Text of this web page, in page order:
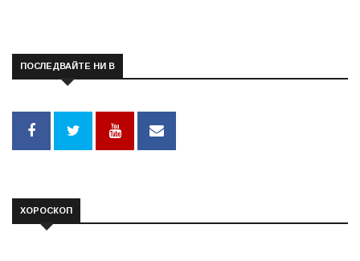
ПОСЛЕДВАЙТЕ НИ В
ХОРОСКОП